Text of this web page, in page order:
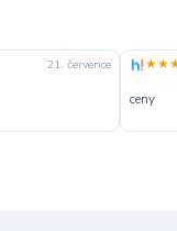
21. července
ceny